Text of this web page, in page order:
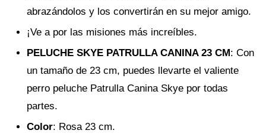
abrazándolos y los convertirán en su mejor amigo.
¡Ve a por las misiones más increíbles.
PELUCHE SKYE PATRULLA CANINA 23 CM: Con
un tamaño de 23 cm, puedes llevarte el valiente
perro peluche Patrulla Canina Skye por todas
partes.
Color: Rosa 23 cm.